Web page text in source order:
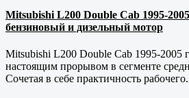
Mitsubishi L200 Double Cab 1995-
бензиновый и дизельный мотор
Mitsubishi L200 Double Cab 1995-2005
настоящим прорывом в сегменте
Сочетая в себе практичность